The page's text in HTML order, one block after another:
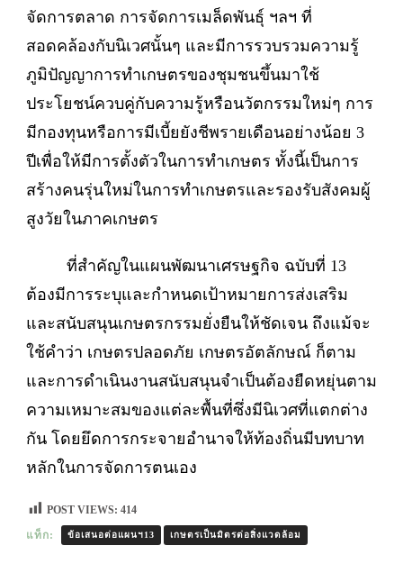
จัดการตลาด การจัดการเมล็ดพันธุ์ ฯลฯ ที่
สอดคล้องกับนิเวศนั้นๆ และมีการรวบรวมความรู้
ภูมิปัญญาการทำเกษตรของชุมชนขึ้นมาใช้
ประโยชน์ควบคู่กับความรู้หรือนวัตกรรมใหม่ๆ การ
มีกองทุนหรือการมีเบี้ยยังชีพรายเดือนอย่างน้อย 3
ปีเพื่อให้มีการตั้งตัวในการทำเกษตร ทั้งนี้เป็นการ
สร้างคนรุ่นใหม่ในการทำเกษตรและรองรับสังคมผู้
สูงวัยในภาคเกษตร
ที่สำคัญในแผนพัฒนาเศรษฐกิจ ฉบับที่ 13
ต้องมีการระบุและกำหนดเป้าหมายการส่งเสริม
และสนับสนุนเกษตรกรรมยั่งยืนให้ชัดเจน ถึงแม้จะ
ใช้คำว่า เกษตรปลอดภัย เกษตรอัตลักษณ์ ก็ตาม
และการดำเนินงานสนับสนุนจำเป็นต้องยืดหยุ่นตาม
ความเหมาะสมของแต่ละพื้นที่ซึ่งมีนิเวศที่แตกต่าง
กัน โดยยึดการกระจายอำนาจให้ท้องถิ่นมีบทบาท
หลักในการจัดการตนเอง
POST VIEWS: 414
แท็ก:
ข้อเสนอต่อแผนฯ13 เกษตรเป็นมิตรต่อสิ่งแวดล้อม